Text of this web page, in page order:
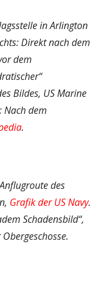
in Arlington
Direkt nach dem
dem
Bildes, US Marine
Nach dem
.
des
Grafik der US Navy.
Schadensbild“,